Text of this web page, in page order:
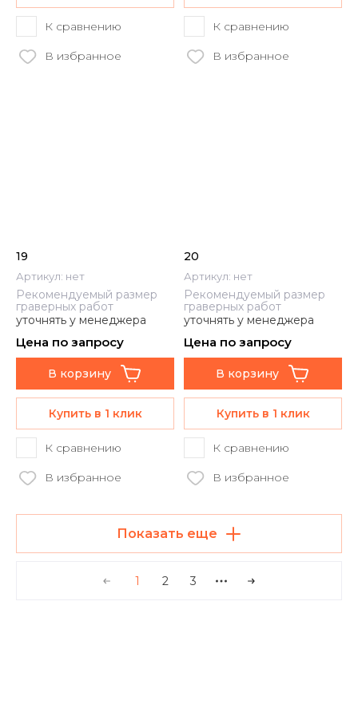
К сравнению
В избранное
К сравнению
В избранное
19
Артикул: нет
Рекомендуемый размер
граверных работ
уточнять у менеджера
Цена по запросу
В корзину
Купить в 1 клик
К сравнению
В избранное
20
Артикул: нет
Рекомендуемый размер
граверных работ
уточнять у менеджера
Цена по запросу
В корзину
Купить в 1 клик
К сравнению
В избранное
Показать еще
1 2 3